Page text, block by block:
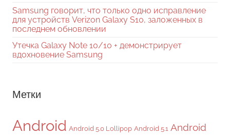
Samsung говорит, что только одно исправление
для устройств Verizon Galaxy S10, заложенных в
последнем обновлении
Утечка Galaxy Note 10/10 + демонстрирует
вдохновение Samsung
Метки
Android Android 5.0 Lollipop Android 5.1 Android